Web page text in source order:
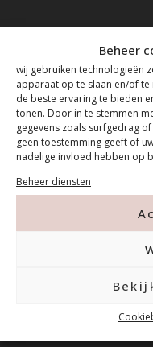
Beheer
wij gebruiken technologieën
apparaat op te slaan en/of
de beste ervaring te bieden
tonen. Door in te stemmen
gegevens zoals surfgedrag
geen toestemming geeft of
nadelige invloed hebben op
Beheer diensten
Tanthofdreef 7 2623
015-2120822
info@mfacademy.nl